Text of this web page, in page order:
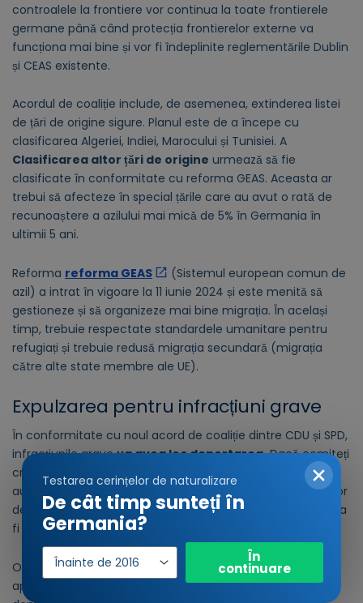
controalele la frontiere vor continua la toate frontierele
germane până când protecția frontierelor externe va
funcționa mai bine și vor fi îndeplinite reglementările Dublin
și CEAS existente.
Acordul de coaliție include, de asemenea, extinderea listei
de țări de origine sigure. Planul este de a începe cu
clasificarea Algeriei, Indiei, Marocului și Tunisiei. A
Clasificarea altor țări de origine urmează să fie
clasificate în conformitate cu reforma GEAS. Aceasta ar
trebui să afecteze în special țările care au avut o rată de
recunoaștere a azilului mai mică de 5% în Germania în
ultimii 5 ani.
Reforma reforma GEAS
(Sistemul european comun de
azil) a intrat în vigoare la 11 iunie 2024 și este menită să
gestioneze și să organizeze mai bine migrația. În același
timp, trebuie respectate standardele umanitare pentru
refugiați și trebuie redusă migrația secundară (migrația
către alte state membre ale UE).
Expulzarea pentru infracțiuni grave
În conformitate cu noul acord de coaliție dintre CDU și SPD,
infracțiunile graveva avea loc deportarea.Dacă comiteți
crimă, vătămări corporale grave, infracțiuni împotriva
autodeterminării sexuale, incitare la ură, agresarea ofițerilor
de poliție sau comiterea de infracțiuni antisemite, ați putea
fi deportat.
O procedură similară este luată în considerare și pentru
apelurile publice la abolirea ordinii de bază libere și
Testarea cerințelor de naturalizare
De cât timp sunteți în
Germania?
Anul
intrării
În
continuare